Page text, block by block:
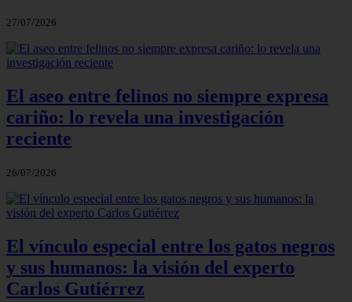
27/07/2026
El aseo entre felinos no siempre expresa
cariño: lo revela una investigación
reciente
26/07/2026
El vínculo especial entre los gatos negros
y sus humanos: la visión del experto
Carlos Gutiérrez